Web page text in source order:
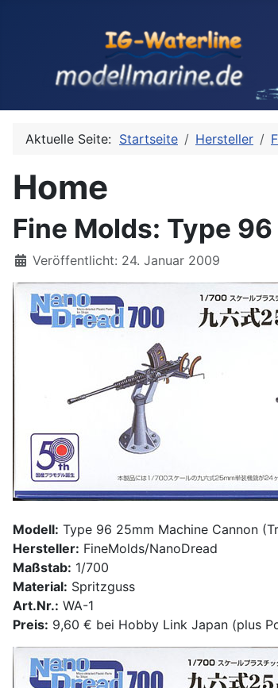
Aktuelle Seite: Startseite Hersteller
Home
Fine Molds: Type
Details
Veröffentlicht: 24. Januar 2009
Modell: Type 96 25mm Machine Cannon
Hersteller: FineMolds/NanoDread
Maßstab: 1/700
Material: Spritzguss
Art.Nr.: WA-1
Preis: 9,60 € bei Hobby Link Japan (plus